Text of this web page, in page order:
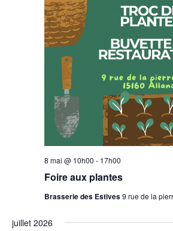
Foire aux plantes
8 mai @ 10h00 - 17h00
Brasserie des Estives9 rue de la
juillet 2026